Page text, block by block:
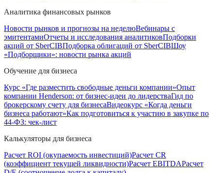
Аналитика финансовых рынков
Новости рынков и прогнозы на неделюВебинары с
эмитентамиОтчеты и исследования аналитиковПодборки
акций от SberCIBПодборка облигаций от SberCIBШоу
«Подборщики»: новости рынка акций
Обучение для бизнеса
Курс «Где разместить свободные деньги компании»Опыт
компании Henderson: от бизнес-идеи до лидерстваГид по
брокерскому счету для бизнесаВидеокурс «Когда деньги
бизнеса работают»Как подготовиться к участию в закупке по
44-ФЗ: чек-лист
Калькуляторы для бизнеса
Расчет ROI (окупаемость инвестиций)Расчет CR
(коэффициент текущей ликвидности)Расчет EBITDAРасчет